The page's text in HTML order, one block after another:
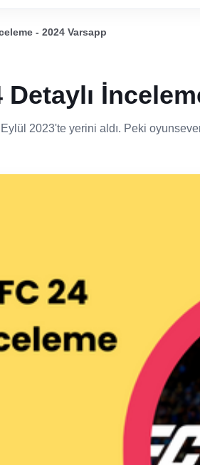
- 2024 Varsapp
2023'te yerini aldı. Peki